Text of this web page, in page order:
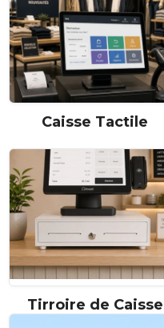
Caisse Tactile
Tirroire de Caisse